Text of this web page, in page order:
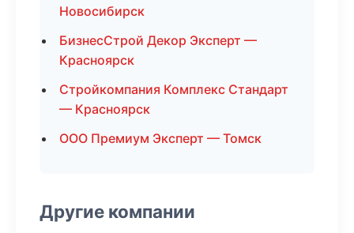
Новосибирск
БизнесСтрой Декор Эксперт —
Красноярск
Стройкомпания Комплекс Стандарт
— Красноярск
ООО Премиум Эксперт — Томск
Другие компании